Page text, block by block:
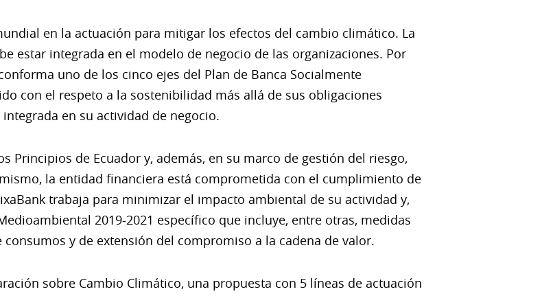
en la actuación para mitigar los efectos del cambio climático. La
estar integrada en el modelo de negocio de las organizaciones. Por
uno de los cinco ejes del Plan de Banca Socialmente
con el respeto a la sostenibilidad más allá de sus obligaciones
en su actividad de negocio.
Principios de Ecuador y, además, en su marco de gestión del riesgo,
la entidad financiera está comprometida con el cumplimiento de
trabaja para minimizar el impacto ambiental de su actividad y,
2019-2021 específico que incluye, entre otras, medidas
y de extensión del compromiso a la cadena de valor.
sobre Cambio Climático, una propuesta con 5 líneas de actuación